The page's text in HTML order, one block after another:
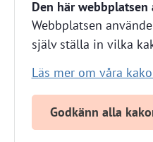
Den här webbplatsen
Webbplatsen
själv ställa in vilka
Läs mer om våra
Godkänn alla
Härnösandshus
Växel: 0611-882 00
E-post: